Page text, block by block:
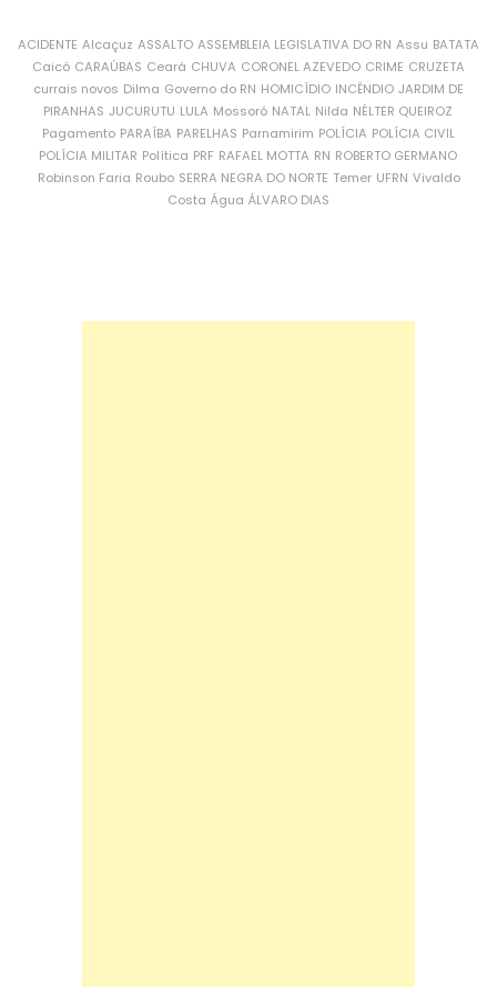
ACIDENTE Alcaçuz ASSALTO ASSEMBLEIA LEGISLATIVA DO RN Assu BATATA
Caicó CARAÚBAS Ceará CHUVA CORONEL AZEVEDO CRIME CRUZETA
currais novos Dilma Governo do RN HOMICÍDIO INCÊNDIO JARDIM DE
PIRANHAS JUCURUTU LULA Mossoró NATAL Nilda NÉLTER QUEIROZ
Pagamento PARAÍBA PARELHAS Parnamirim POLÍCIA POLÍCIA CIVIL
POLÍCIA MILITAR Política PRF RAFAEL MOTTA RN ROBERTO GERMANO
Robinson Faria Roubo SERRA NEGRA DO NORTE Temer UFRN Vivaldo
Costa Água ÁLVARO DIAS